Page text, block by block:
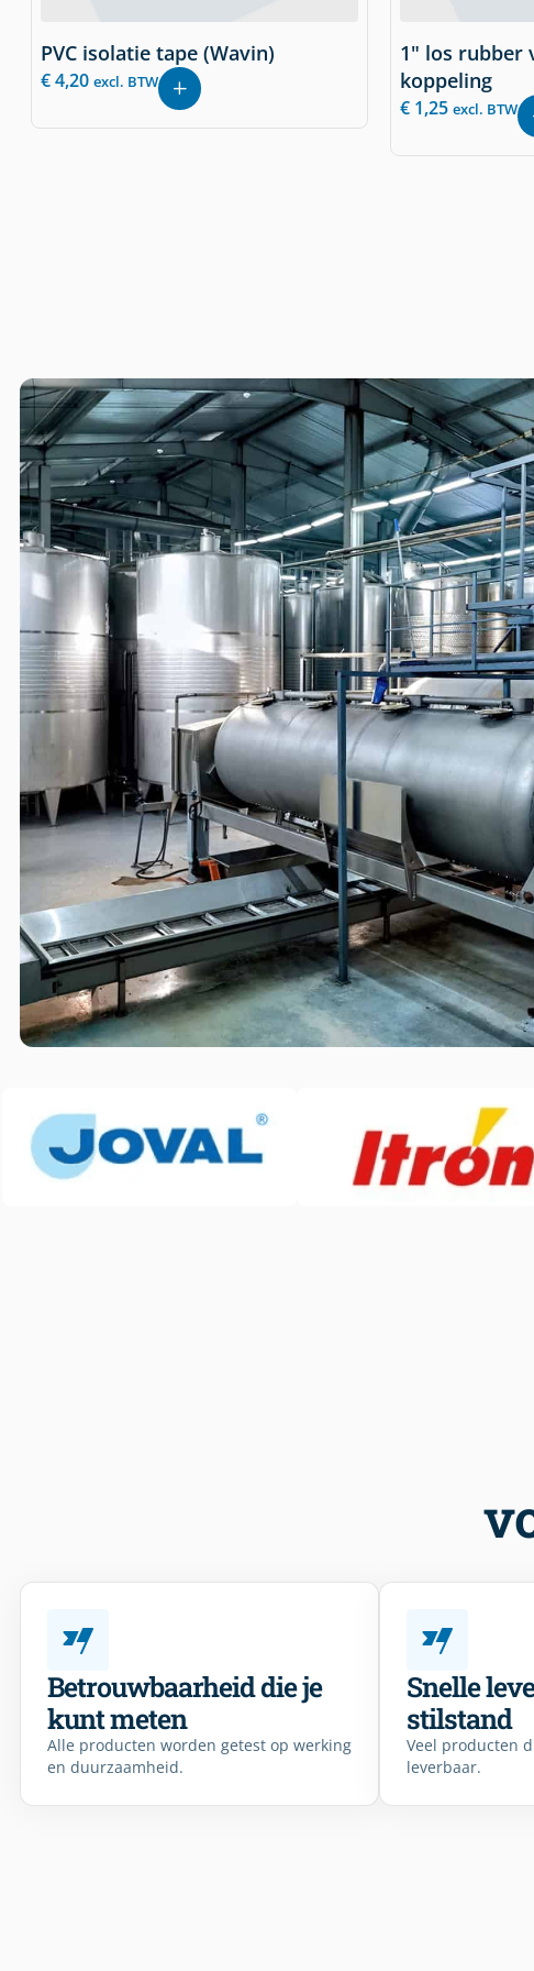
PVC isolatie tape (Wavin)
€4,20 excl. BTW
1" los rubber
koppeling
€ 1,25 excl. BTW
Betrouwbaarheid die je
kunt meten
Alle producten worden getest op werking
en duurzaamheid.
Snelle
stilstand
Veel producten
leverbaar.